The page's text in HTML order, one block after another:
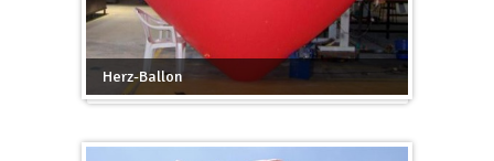
Herz-Ballon